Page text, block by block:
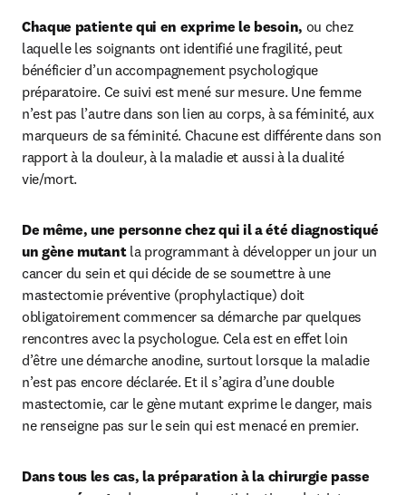
Chaque patiente qui en exprime le besoin, ou chez
laquelle les soignants ont identifié une fragilité, peut
bénéficier d’un accompagnement psychologique
préparatoire. Ce suivi est mené sur mesure. Une femme
n’est pas l’autre dans son lien au corps, à sa féminité, aux
marqueurs de sa féminité. Chacune est différente dans son
rapport à la douleur, à la maladie et aussi à la dualité
vie/mort.
De même, une personne chez qui il a été diagnostiqué
un gène mutant la programmant à développer un jour un
cancer du sein et qui décide de se soumettre à une
mastectomie préventive (prophylactique) doit
obligatoirement commencer sa démarche par quelques
rencontres avec la psychologue. Cela est en effet loin
d’être une démarche anodine, surtout lorsque la maladie
n’est pas encore déclarée. Et il s’agira d’une double
mastectomie, car le gène mutant exprime le danger, mais
ne renseigne pas sur le sein qui est menacé en premier.
Dans tous les cas, la préparation à la chirurgie passe